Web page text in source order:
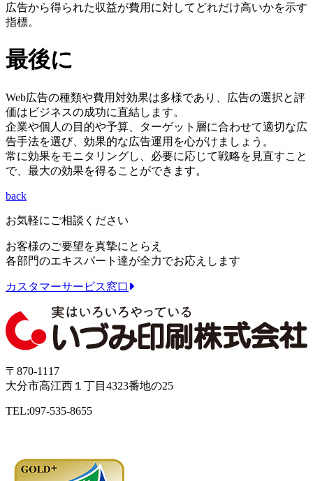
広告から得られた収益が費用に対してどれだけ高いかを示す
指標。
最後に
Web広告の種類や費用対効果は多様であり、広告の選択と評
価はビジネスの成功に直結します。
企業や個人の目的や予算、ターゲット層に合わせて適切な広
告手法を選び、効果的な広告運用を心がけましょう。
常に効果をモニタリングし、必要に応じて戦略を見直すこと
で、最大の効果を得ることができます。
back
お気軽にご相談ください
お客様のご要望を真摯にとらえ
各部門のエキスパート達が全力でお応えします
カスタマーサービス窓口
〒870-1117
大分市高江西１丁目4323番地の25
TEL:097-535-8655